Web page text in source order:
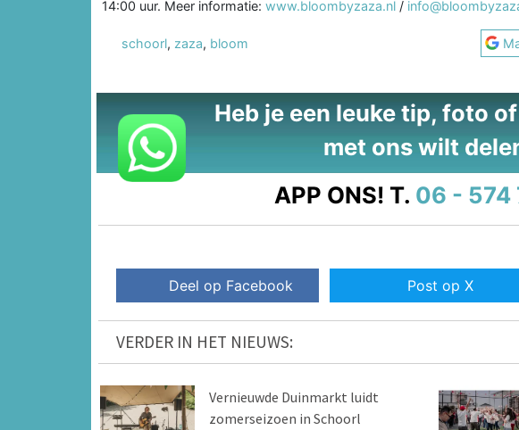
14:00 uur. Meer informatie: www.bloombyzaza.nl /
schoorl, zaza, bloom
Heb je een leuke tip, foto
met ons wilt
APP ONS! T. 06 - 574
Deel op Facebook Post op X
VERDER IN HET NIEUWS:
Vernieuwde Duinmarkt luidt
zomerseizoen in Schoorl